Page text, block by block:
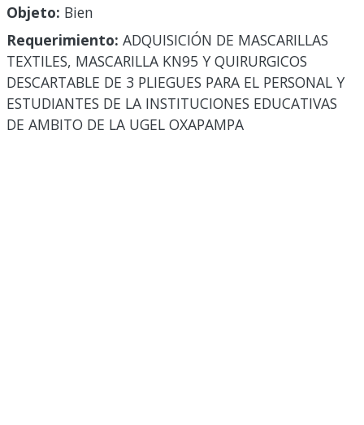
Objeto: Bien
Requerimiento: ADQUISICIÓN DE MASCARILLAS
TEXTILES, MASCARILLA KN95 Y QUIRURGICOS
DESCARTABLE DE 3 PLIEGUES PARA EL PERSONAL Y
ESTUDIANTES DE LA INSTITUCIONES EDUCATIVAS
DE AMBITO DE LA UGEL OXAPAMPA